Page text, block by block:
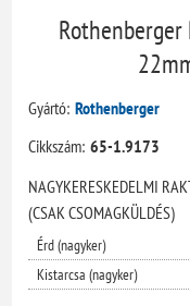
Gyártó: Rothenberger
Cikkszám: 65-1.9173
NAGYKERESKEDELMI
(CSAK CSOMAGKÜLDÉS)
Érd (nagyker)
Kistarcsa (nagyker)